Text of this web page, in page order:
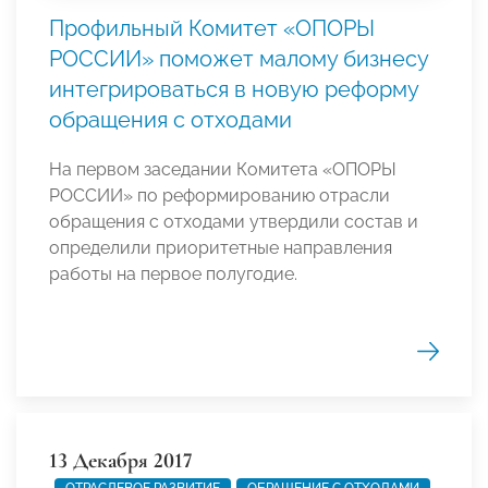
Профильный Комитет «ОПОРЫ
РОССИИ» поможет малому бизнесу
интегрироваться в новую реформу
обращения с отходами
На первом заседании Комитета «ОПОРЫ
РОССИИ» по реформированию отрасли
обращения с отходами утвердили состав и
определили приоритетные направления
работы на первое полугодие.
13 Декабря 2017